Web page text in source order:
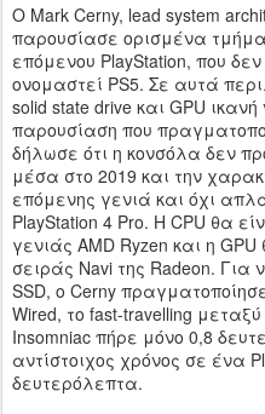
O Mark Cerny, lead system
παρουσίασε ορισμένα
επόμενου PlayStation, που
ονομαστεί PS5. Σε αυτά
solid state drive και GPU
παρουσίαση που
δήλωσε ότι η κονσόλα δεν
μέσα στο 2019 και την
επόμενης γενιά και όχι
PlayStation 4 Pro. H CPU θα
γενιάς AMD Ryzen και η
σειράς Navi της Radeon. Για
SSD, o Cerny
Wired, το fast-travelling
Insomniac πήρε μόνο 0,8
αντίστοιχος χρόνος σε ένα
δευτερόλεπτα.